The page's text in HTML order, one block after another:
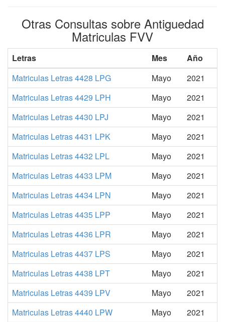
Otras Consultas sobre Antiguedad
Matriculas FVV
Letras Mes
Año
Matriculas Letras 4428 LPG
Mayo
2021
Matriculas Letras 4429 LPH
Mayo
2021
Matriculas Letras 4430 LPJ
Mayo
2021
Matriculas Letras 4431 LPK
Mayo
2021
Matriculas Letras 4432 LPL
Mayo
2021
Matriculas Letras 4433 LPM
Mayo
2021
Matriculas Letras 4434 LPN
Mayo
2021
Matriculas Letras 4435 LPP
Mayo
2021
Matriculas Letras 4436 LPR
Mayo
2021
Matriculas Letras 4437 LPS
Mayo
2021
Matriculas Letras 4438 LPT
Mayo
2021
Matriculas Letras 4439 LPV
Mayo
2021
Matriculas Letras 4440 LPW
Mayo
2021